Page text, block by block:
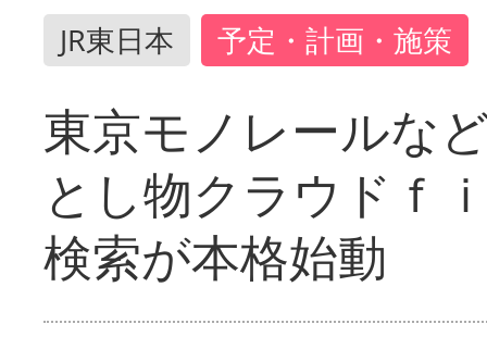
JR東日本 予定・計画・施策
東京モノレールな
とし物クラウドｆ
検索が本格始動